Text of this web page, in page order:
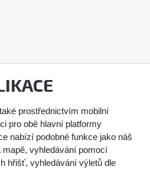
prostřednictvím mobilní
pro obě hlavní platformy
nabízí podobné funkce jako náš
vyhledávání pomocí
hřišť, vyhledávání výletů dle